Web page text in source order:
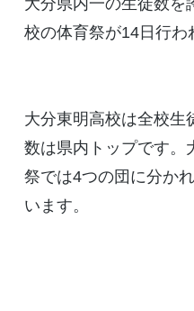
大分県内一の生徒数を
校の体育祭が14日行わ
大分東明高校は全校生
数は県内トップです。
祭では4つの団に分か
います。